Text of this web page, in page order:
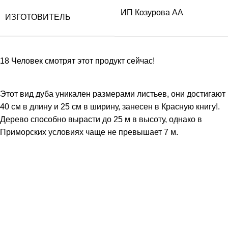
ИЗГОТОВИТЕЛЬ
ИП Козурова АА
18 Человек смотрят этот продукт сейчас!
Этот вид дуба уникален размерами листьев, они достигают
40 см в длину и 25 см в ширину, занесен в Красную книгу!.
Дерево способно вырасти до 25 м в высоту, однако в
Приморских условиях чаще не превышает 7 м.